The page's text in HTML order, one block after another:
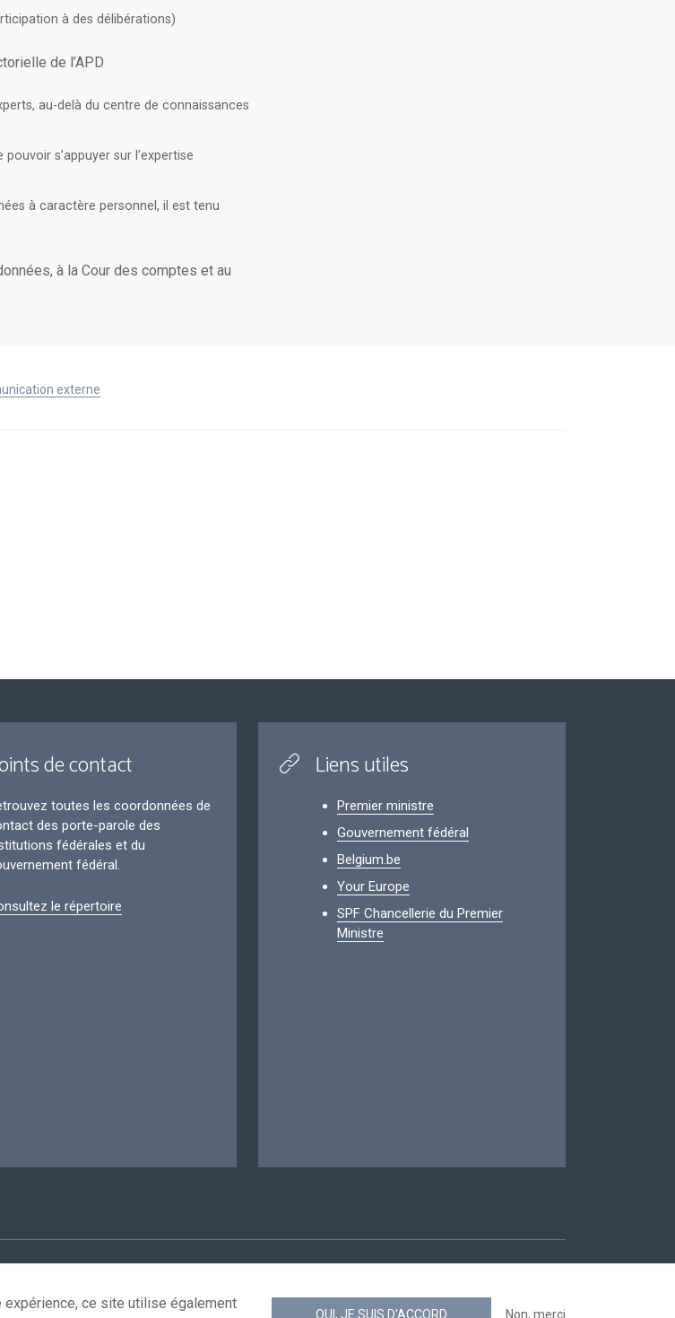
à des délibérations)
de l’APD
au-delà du centre de connaissances
s’appuyer sur l’expertise
à caractère personnel, il est tenu
à la Cour des comptes et au
externe
de contact
toutes les coordonnées de
des porte-parole des
fédérales et du
fédéral.
le répertoire
Liens utiles
Premier ministre
Gouvernement fédéral
Belgium.be
Your Europe
SPF Chancellerie du Premier
Ministre
ce site utilise également
OUI, JE SUIS D'ACCORD Non, merci